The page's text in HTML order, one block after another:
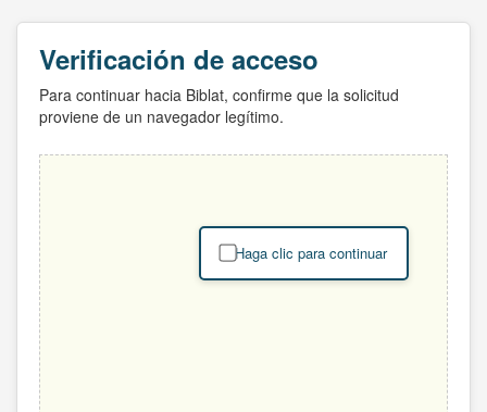
Verificación de acceso
Para continuar hacia Biblat, confirme que la solicitud
proviene de un navegador legítimo.
Haga clic para continuar